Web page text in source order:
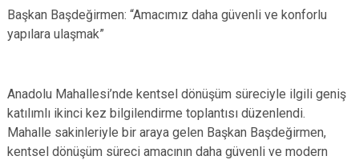
Başkan Başdeğirmen: “Amacımız daha güvenli ve konforlu
yapılara ulaşmak”
Anadolu Mahallesi’nde kentsel dönüşüm süreciyle ilgili geniş
katılımlı ikinci kez bilgilendirme toplantısı düzenlendi.
Mahalle sakinleriyle bir araya gelen Başkan Başdeğirmen,
kentsel dönüşüm süreci amacının daha güvenli ve modern